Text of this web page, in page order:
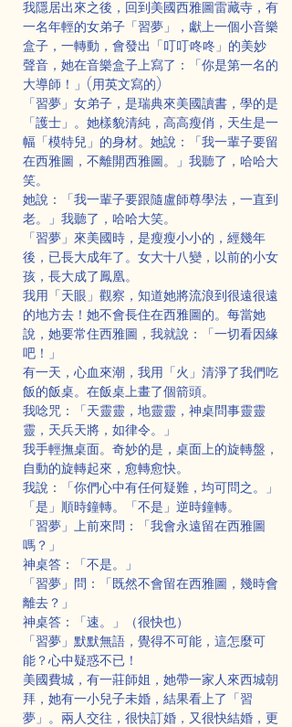
我隱居出來之後，回到美國西雅圖雷藏寺，有
一名年輕的女弟子「習夢」，獻上一個小音樂
盒子，一轉動，會發出「叮叮·咚咚」的美妙
聲音，她在音樂盒子上寫了：「你是第一名的
大導師！」(用英文寫的)
「習夢」女弟子，是瑞典來美國讀書，學的是
「護士」。她樣貌清純，高高瘦俏，天生是一
幅「模特兒」的身材。她說：「我一輩子要留
在西雅圖，不離開西雅圖。」我聽了，哈哈大
笑。
她說：「我一輩子要跟隨盧師尊學法，一直到
老。」我聽了，哈哈大笑。
「習夢」來美國時，是瘦瘦小小的，經幾年
後，已長大成年了。女大十八變，以前的小女
孩，長大成了鳳凰。
我用「天眼」觀察，知道她將流浪到很遠很遠
的地方去！她不會長住在西雅圖的。每當她
說，她要常住西雅圖，我就說：「一切看因緣
吧！」
有一天，心血來潮，我用「火」清淨了我們吃
飯的飯桌。在飯桌上畫了個箭頭。
我唸咒：「天靈靈，地靈靈，神桌問事靈靈
靈，天兵天將，如律令。」
我手輕撫桌面。奇妙的是，桌面上的旋轉盤，
自動的旋轉起來，愈轉愈快。
我說：「你們心中有任何疑難，均可問之。」
「是」順時鐘轉。「不是」逆時鐘轉。
「習夢」上前來問：「我會永遠留在西雅圖
嗎？」
神桌答：「不是。」
「習夢」問：「既然不會留在西雅圖，幾時會
離去？」
神桌答：「速。」（很快也）
「習夢」默默無語，覺得不可能，這怎麼可
能？心中疑惑不已！
美國費城，有一莊師姐，她帶一家人來西城朝
拜，她有一小兒子未婚，結果看上了「習
夢」。兩人交往，很快訂婚，又很快結婚，更